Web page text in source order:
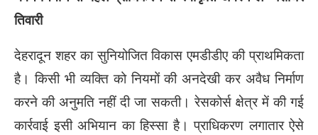
तिवारी
देहरादून शहर का सुनियोजित विकास एमडीडीए की प्राथमिकता
है। किसी भी व्यक्ति को नियमों की अनदेखी कर अवैध निर्माण
करने की अनुमति नहीं दी जा सकती। रेसकोर्स क्षेत्र में की गई
कार्रवाई इसी अभियान का हिस्सा है। प्राधिकरण लगातार ऐसे